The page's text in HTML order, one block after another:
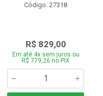
Código: 27318
R$ 829,00
Em até 4x sem juros ou
R$ 779,26 no PIX